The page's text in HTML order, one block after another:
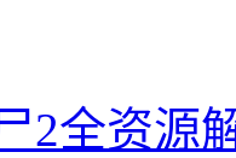
2全资源